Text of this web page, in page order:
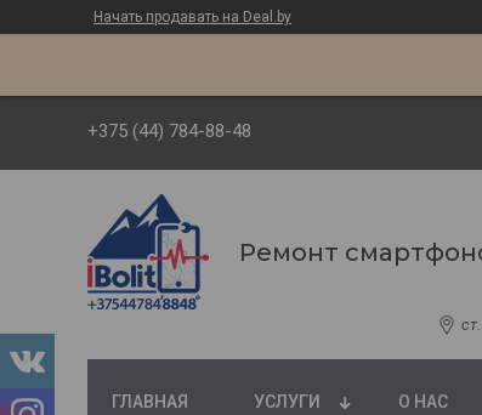
Начать продавать на Deal.by
+375 (44) 784-88-48
Ремонт
ГЛАВНАЯ УСЛУГИ О НАС